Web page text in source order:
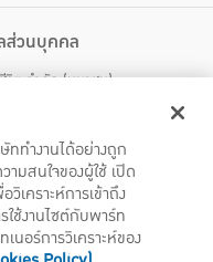
ส่วนบุคคล
วิต จำกัด (มหาชน)
กรุงเทพฯ 10400 โทรศัพท์ 02-
เนื้อหา ชื่อ ชื่อทางการค้า ส่วนประกอบใดๆ
การ ลิขสิทธิ์ สิทธิบัตร ความรู้ต่างๆ ที่ปรากฏ
ฎหมายทรัพย์สินทางปัญญาของไทยโดยชอบ
น ปลอมแปลง ทำซ้ำ ดัดแปลง เผยแพร่ต่อ
ที่เป็นการแสวงหาประโยชน์ทางการค้าหรือ
ททำงานได้อย่างถูก
มสนใจของผู้ใช้ เปิด
เคราะห์การเข้าถึง
ช้งานไซต์กับพาร์ท
นอร์การวิเคราะห์ของ